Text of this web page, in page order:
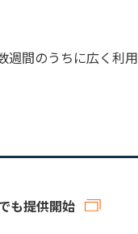
週間のうちに広く利用
も提供開始